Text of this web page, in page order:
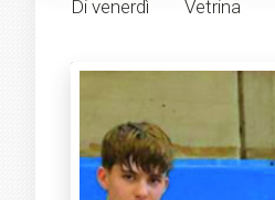
Di venerdì Vetrina